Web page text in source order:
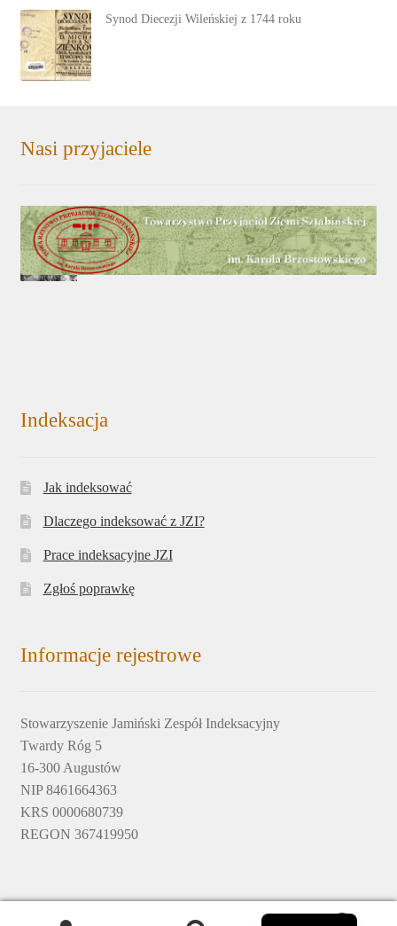
Synod Diecezji Wileńskiej z 1744 roku
Nasi przyjaciele
Indeksacja
Jak indeksować
Dlaczego indeksować z JZI?
Prace indeksacyjne JZI
Zgłoś poprawkę
Informacje rejestrowe
Stowarzyszenie Jamiński Zespół Indeksacyjny
Twardy Róg 5
16-300 Augustów
NIP 8461664363
KRS 0000680739
REGON 367419950
© 2017-2020 by Jamiński Zespół Indeksacyjny © design by